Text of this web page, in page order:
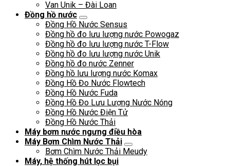
Van Unik – Đài Loan
Đồng hồ nước
Đồng Hồ Nước Sensus
Đồng hồ đo lưu lượng nước Powogaz
Đồng hồ đo lưu lượng nước T-Flow
Đồng hồ đo lưu lượng nước Unik
Đồng hồ đo nước Zenner
Đồng hồ lưu lượng nước Komax
Đồng Hồ Đo Nước Flowtech
Đồng Hồ Nước Fuda
Đồng Hồ Đo Lưu Lượng Nước Nóng
Đồng Hồ Nước Điện Tử
Đồng Hồ Nước Thải
Máy bơm nước ngưng điều hòa
Máy Bơm Chìm Nước Thải
Bơm Chìm Nước Thải Meudy
Máy, hệ thống hút lọc bụi